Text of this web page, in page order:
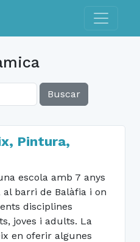
Toggle
Buscar
Pintura,
escola amb 7 anys
barri de Balàfia i on
disciplines
joves i adults. La
en oferir algunes